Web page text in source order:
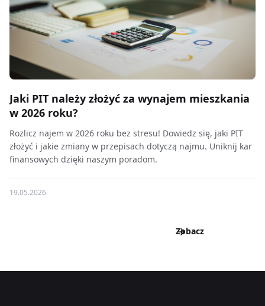
Jaki PIT należy złożyć za wynajem mieszkania
w 2026 roku?
Rozlicz najem w 2026 roku bez stresu! Dowiedz się, jaki PIT
złożyć i jakie zmiany w przepisach dotyczą najmu. Uniknij kar
finansowych dzięki naszym poradom.
19.05.2026
Zobacz
wszystkie